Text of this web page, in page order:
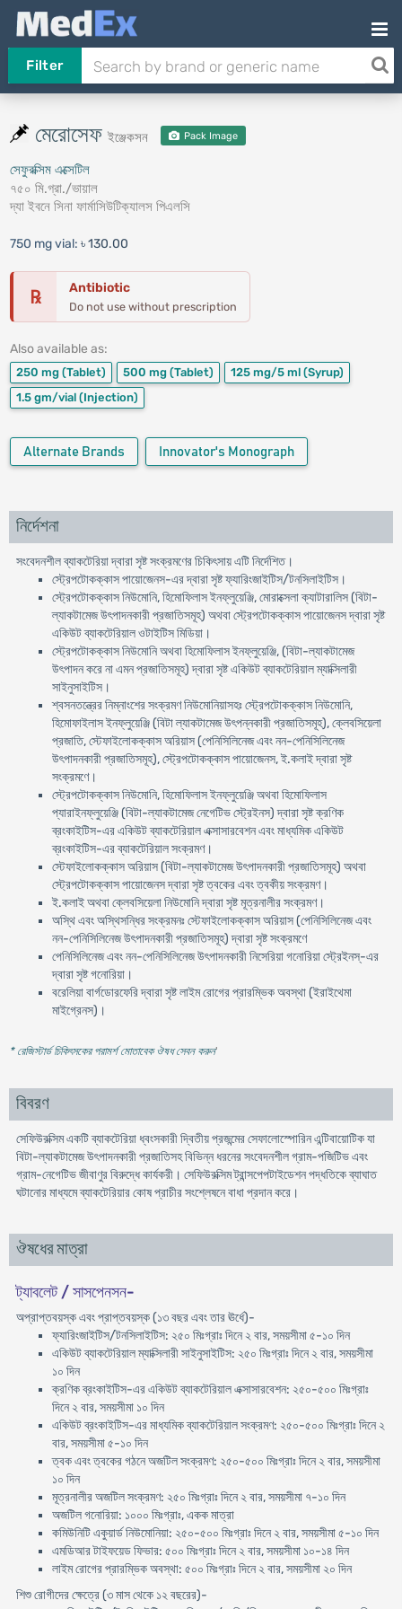
Filter
মেরোসেফ ইঞ্জেকসন Pack Image
সেফুরক্সিম এক্সেটিল
৭৫০ মি.গ্রা./ভায়াল
দ্যা ইবনে সিনা ফার্মাসিউটিক্যালস পিএলসি
750 mg vial: ৳ 130.00
℞ Antibiotic
Do not use without prescription
Also available as:
250 mg (Tablet) 500 mg (Tablet) 125 mg/5 ml (Syrup)
1.5 gm/vial (Injection)
Alternate Brands Innovator's Monograph
নির্দেশনা
সংবেদনশীল ব্যাকটেরিয়া দ্বারা সৃষ্ট সংক্রমণের চিকিৎসায় এটি নির্দেশিত।
স্ট্রেপটোকক্কাস পায়োজেনস-এর দ্বারা সৃষ্ট ফ্যারিংজাইটিস/টনসিলাইটিস।
স্ট্রেপটোকক্কাস নিউমোনি, হিমোফিলাস ইনফ্লুয়েঞ্জি, মোরাক্সেলা ক্যাটারালিস (বিটা-
ল্যাকটামেজ উৎপাদনকারী প্রজাতিসমূহ) অথবা স্ট্রেপটোকক্কাস পায়োজেনস দ্বারা সৃষ্ট
একিউট ব্যাকটেরিয়াল ওটাইটিস মিডিয়া।
স্ট্রেপটোকক্কাস নিউমোনি অথবা হিমোফিলাস ইনফ্লুয়েঞ্জি, (বিটা-ল্যাকটামেজ
উৎপাদন করে না এমন প্রজাতিসমূহ) দ্বারা সৃষ্ট একিউট ব্যাকটেরিয়াল ম্যাক্সিলারী
সাইনুসাইটিস।
শ্বসনতন্ত্রের নিম্নাংশের সংক্রমণ নিউমোনিয়াসহঃ স্ট্রেপটোকক্কাস নিউমোনি,
হিমোফাইলাস ইনফ্লুয়েঞ্জি (বিটা ল্যাকটামেজ উৎপন্নকারী প্রজাতিসমূহ), ক্লেবসিয়েলা
প্রজাতি, স্টেফাইলোকক্কাস অরিয়াস (পেনিসিলিনেজ এবং নন-পেনিসিলিনেজ
উৎপাদনকারী প্রজাতিসমূহ), স্ট্রেপটোকক্কাস পায়োজেনস, ই.কলাই দ্বারা সৃষ্ট
সংক্রমণে।
স্ট্রেপটোকক্কাস নিউমোনি, হিমোফিলাস ইনফ্লুয়েঞ্জি অথবা হিমোফিলাস
প্যারাইনফ্লুয়েঞ্জি (বিটা-ল্যাকটামেজ নেগেটিভ স্ট্রেইনস) দ্বারা সৃষ্ট ক্রণিক
ব্রংকাইটিস-এর একিউট ব্যাকটেরিয়াল এক্সাসারবেশন এবং মাধ্যমিক একিউট
ব্রংকাইটিস-এর ব্যাকটেরিয়াল সংক্রমণ।
স্টেফাইলোকক্কাস অরিয়াস (বিটা-ল্যাকটামেজ উৎপাদনকারী প্রজাতিসমূহ) অথবা
স্ট্রেপটোকক্কাস পায়োজেনস দ্বারা সৃষ্ট ত্বকের এবং ত্বকীয় সংক্রমণ।
ই.কলাই অথবা ক্লেবসিয়েলা নিউমোনি দ্বারা সৃষ্ট মূত্রনালীর সংক্রমণ।
অস্থি এবং অস্থিসন্ধির সংক্রমনঃ স্টেফাইলোকক্কাস অরিয়াস (পেনিসিলিনেজ এবং
নন-পেনিসিলিনেজ উৎপাদনকারী প্রজাতিসমূহ) দ্বারা সৃষ্ট সংক্রমণে
পেনিসিলিনেজ এবং নন-পেনিসিলিনেজ উৎপাদনকারী নিসেরিয়া গনোরিয়া স্ট্রেইনস্-এর
দ্বারা সৃষ্ট গনোরিয়া।
বরেলিয়া বার্গডোরফেরি দ্বারা সৃষ্ট লাইম রোগের প্রারম্ভিক অবস্থা (ইরাইথেমা
মাইগ্রেনস)।
* রেজিস্টার্ড চিকিৎসকের পরামর্শ মোতাবেক ঔষধ সেবন করুন'
বিবরণ
সেফিউরক্সিম একটি ব্যাকটেরিয়া ধ্বংসকারী দ্বিতীয় প্রজন্মের সেফালোস্পোরিন এন্টিবায়োটিক যা
বিটা-ল্যাকটামেজ উৎপাদনকারী প্রজাতিসহ বিভিন্ন ধরনের সংবেদনশীল গ্রাম-পজিটিভ এবং
গ্রাম-নেগেটিভ জীবাণুর বিরুদ্ধে কার্যকরী। সেফিউরক্সিম ট্রান্সপেপটাইডেশন পদ্ধতিকে ব্যাঘাত
ঘটানোর মাধ্যমে ব্যাকটেরিয়ার কোষ প্রাচীর সংশ্লেষনে বাধা প্রদান করে।
ঔষধের মাত্রা
ট্যাবলেট / সাসপেনসন-
অপ্রাপ্তবয়স্ক এবং প্রাপ্তবয়স্ক (১৩ বছর এবং তার ঊর্ধে)-
ফ্যারিংজাইটিস/টনসিলাইটিস: ২৫০ মিঃগ্রাঃ দিনে ২ বার, সময়সীমা ৫-১০ দিন
একিউট ব্যাকটেরিয়াল ম্যাক্সিলারী সাইনুসাইটিস: ২৫০ মিঃগ্রাঃ দিনে ২ বার, সময়সীমা
১০ দিন
ক্রণিক ব্রংকাইটিস-এর একিউট ব্যাকটেরিয়াল এক্সাসারবেশন: ২৫০-৫০০ মিঃগ্রাঃ
দিনে ২ বার, সময়সীমা ১০ দিন
একিউট ব্রংকাইটিস-এর মাধ্যমিক ব্যাকটেরিয়াল সংক্রমণ: ২৫০-৫০০ মিঃগ্রাঃ দিনে ২
বার, সময়সীমা ৫-১০ দিন
ত্বক এবং ত্বকের গঠনে অজটিল সংক্রমণ: ২৫০-৫০০ মিঃগ্রাঃ দিনে ২ বার, সময়সীমা
১০ দিন
মূত্রনালীর অজটিল সংক্রমণ: ২৫০ মিঃগ্রাঃ দিনে ২ বার, সময়সীমা ৭-১০ দিন
অজটিল গনোরিয়া: ১০০০ মিঃগ্রাঃ, একক মাত্রা
কমিউনিটি একুয়ার্ড নিউমোনিয়া: ২৫০-৫০০ মিঃগ্রাঃ দিনে ২ বার, সময়সীমা ৫-১০ দিন
এমডিআর টাইফয়েড ফিভার: ৫০০ মিঃগ্রাঃ দিনে ২ বার, সময়সীমা ১০-১৪ দিন
লাইম রোগের প্রারম্ভিক অবস্থা: ৫০০ মিঃগ্রাঃ দিনে ২ বার, সময়সীমা ২০ দিন
শিশু রোগীদের ক্ষেত্রে (৩ মাস থেকে ১২ বছরের)-